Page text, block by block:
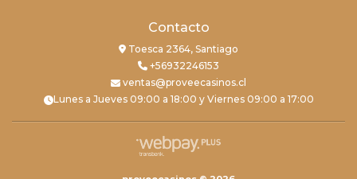
Contacto
Toesca 2364, Santiago
+56932246153
ventas@proveecasinos.cl
Lunes a Jueves 09:00 a 18:00 y Viernes 09:00 a 17:00